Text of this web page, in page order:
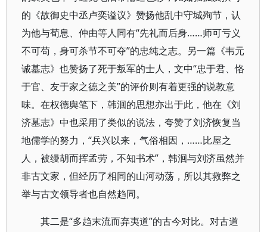
的《故御史中丞卢奕谥议》赞扬他乱中守城殉节，认
为他与荀息、仲由等人同有“先礼而后身……师可亏义
不可苟，身可杀节不可夺”的忠纯之志。另一篇《韦元
诚墓志》也赞扬了死于叛军的士人，文中“忠于君、恪
于官、友于家之德之美”的评价则有着更强的说教意
味。在权德舆笔下，韩洄的思想亦出于此，他在《刘
济墓志》中也采用了类似的说法，夸赞了刘济恢复当
地儒学的努力，“兵兴以来，气俗相因，……比屋之
人，被缦胡而挥孟劳，不知书术”，韩洄与刘济虽然并
非古文家，但经历了相同的山河动荡，所以其救弊之
举与古文领导者也自然趋同。
其二是“多趋末流而弃夷道”的古今对比。对古道